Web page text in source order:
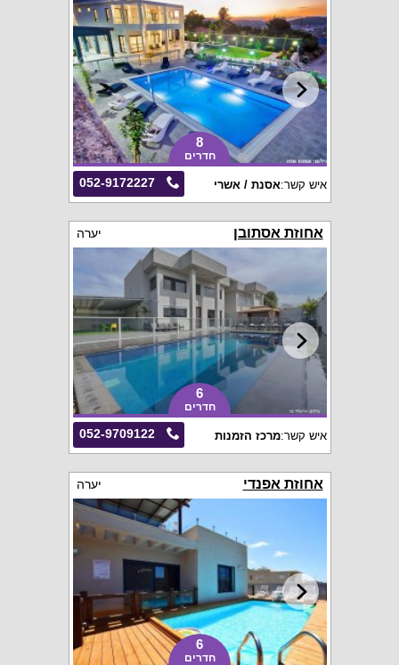
8
חדרים
052-9172227 איש קשר:אסנת / אשרי
אחוזת אסתובן יערה
6
חדרים
052-9709122 איש קשר:מרכז הזמנות
אחוזת אפנדי יערה
6
חדרים